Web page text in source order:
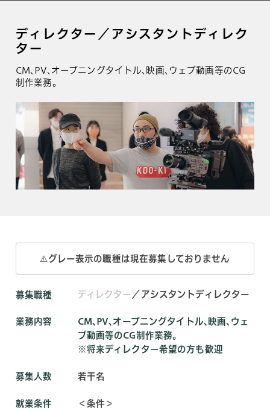
ディレクター／アシスタントディレク
ター
CM､PV､オープニングタイトル､映画､ウェブ動画等のCG
制作業務。
⚠️グレー表示の職種は現在募集しておりません
募集職種 ディレクター ／アシスタントディレクター
業務内容
CM､PV､オープニングタイトル､映画､ウェ
ブ動画等のCG制作業務。
※将来ディレクター希望の方も歓迎
募集人数 若干名
就業条件
＜条件＞